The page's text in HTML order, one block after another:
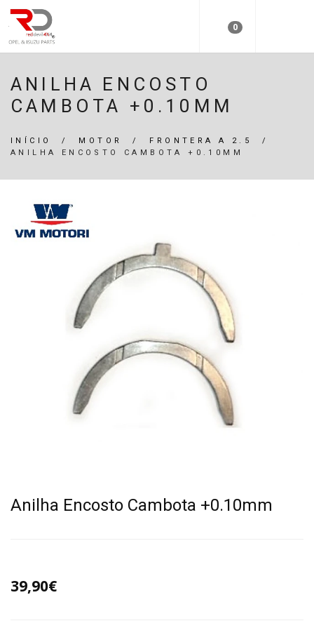
0
ANILHA ENCOSTO
CAMBOTA +0.10MM
INÍCIO / MOTOR / FRONTERA A 2.5
/
ANILHA ENCOSTO CAMBOTA +0.10MM
Anilha Encosto Cambota +0.10mm
39,90€